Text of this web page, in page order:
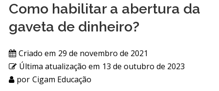
Como habilitar a abertura da
gaveta de dinheiro?
Criado em 29 de novembro de 2021
Última atualização em 13 de outubro de 2023
por Cigam Educação